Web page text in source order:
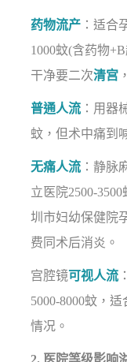
药物流产 ：适合
1000蚊(含药物
干净要二次清宫
普通人流 ：用器
蚊，但术中痛到
无痛人流 ：静脉
立医院2500-
圳市妇幼保健院
费同术后消炎。
宫腔镜可视人流
5000-8000蚊，
情况。
2. 医院等级影响